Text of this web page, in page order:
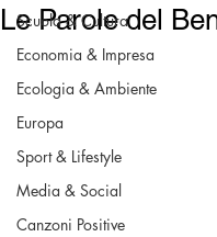
Scuola & Cultura
Economia & Impresa
Ecologia & Ambiente
Europa
Sport & Lifestyle
Media & Social
Canzoni Positive
Le Parole del